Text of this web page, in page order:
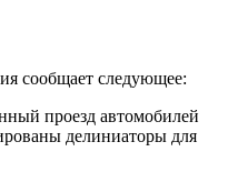
сообщает следующее:
проезд автомобилей
делиниаторы для